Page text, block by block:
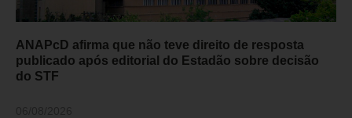
ANAPcD afirma que não teve direito de resposta
publicado após editorial do Estadão sobre decisão
do STF